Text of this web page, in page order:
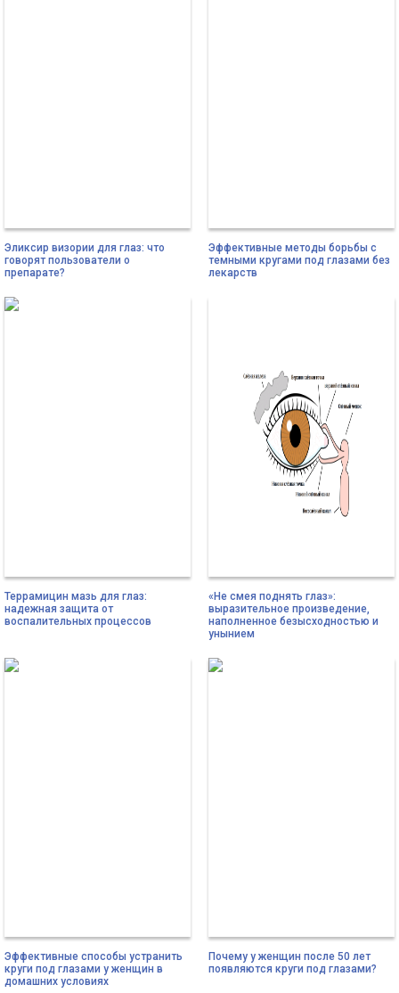
Эликсир визории для глаз: что
говорят пользователи о
препарате?
Эффективные методы борьбы с
темными кругами под глазами без
лекарств
Террамицин мазь для глаз:
надежная защита от
воспалительных процессов
«Не смея поднять глаз»:
выразительное произведение,
наполненное безысходностью и
унынием
Эффективные способы устранить
круги под глазами у женщин в
домашних условиях
Почему у женщин после 50 лет
появляются круги под глазами?